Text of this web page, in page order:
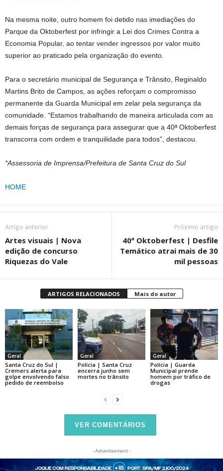
Na mesma noite, outro homem foi detido nas imediações do
Parque da Oktoberfest por infringir a Lei dos Crimes Contra a
Economia Popular, ao tentar vender ingressos por valor muito
superior ao praticado pela organização do evento.
Para o secretário municipal de Segurança e Trânsito, Reginaldo
Martins Brito de Campos, as ações reforçam o compromisso
permanente da Guarda Municipal em zelar pela segurança da
comunidade. “Estamos trabalhando de maneira articulada com as
demais forças de segurança para assegurar que a 40ª Oktoberfest
transcorra com ordem e tranquilidade para todos”, destacou.
*Assessoria de Imprensa/Prefeitura de Santa Cruz do Sul
HOME
Artigo anterior
Artes visuais | Nova
edição de concurso
Riquezas do Vale
Próximo artigo
40ª Oktoberfest | Desfile
Temático atrai mais de 30
mil pessoas
ARTIGOS RELACIONADOS Mais do autor
Geral
Santa Cruz do Sul |
Cremers alerta para
golpe envolvendo falso
pedido de reembolso
Geral
Polícia | Santa Cruz
encerra junho sem
mortes no trânsito
Geral
Polícia | Guarda
Municipal prende
homem por tráfico de
drogas
VER COMENTÁRIOS
- Advertisement -